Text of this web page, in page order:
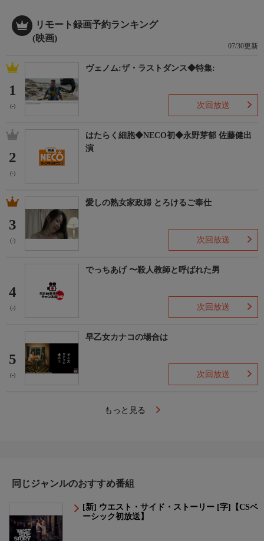
リモート録画予約ランキング
(映画)
07/30更新
1
(-)
ヴェノム:ザ・ラストダンス◆特集:
次回放送
2
(-)
はたらく細胞◆NECO初◆永野芽郁 佐藤健出
演
3
(-)
愛しの熟女家政婦 とろけるご奉仕
次回放送
4
(-)
でっちあげ 〜殺人教師と呼ばれた男
次回放送
5
(-)
早乙女カナコの場合は
次回放送
もっと見る
同じジャンルのおすすめ番組
[新] ウエスト・サイド・ストーリー [字]【CSベ
ーシック初放送】